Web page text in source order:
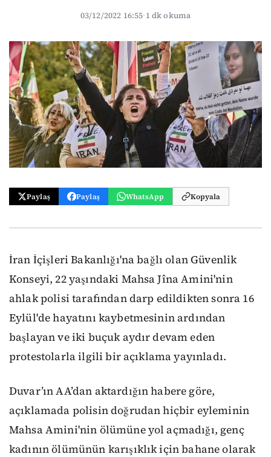
03/12/2022 16:55·1 dk okuma
Paylaş Paylaş WhatsApp Kopyala
İran İçişleri Bakanlığı'na bağlı olan Güvenlik
Konseyi, 22 yaşındaki Mahsa Jîna Amini'nin
ahlak polisi tarafından darp edildikten sonra 16
Eylül'de hayatını kaybetmesinin ardından
başlayan ve iki buçuk aydır devam eden
protestolarla ilgili bir açıklama yayınladı.
Duvar’ın AA’dan aktardığın habere göre,
açıklamada polisin doğrudan hiçbir eyleminin
Mahsa Amini'nin ölümüne yol açmadığı, genç
kadının ölümünün karışıklık için bahane olarak